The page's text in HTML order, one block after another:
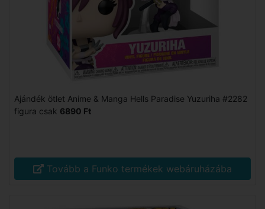
Ajándék ötlet Anime & Manga Hells Paradise Yuzuriha #2282
figura csak 6890 Ft
Tovább a Funko termékek webáruházába